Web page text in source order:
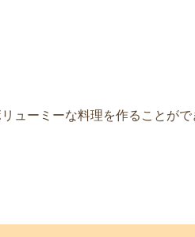
ューミーな料理を作ることがで